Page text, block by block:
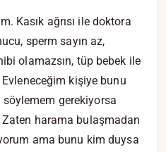
Kasık ağrısı ile doktora
sperm sayın az,
olamazsın, tüp bebek ile
kişiye bunu
gerekiyorsa
harama bulaşmadan
ama bunu kim duysa